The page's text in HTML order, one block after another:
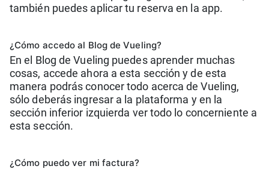
también puedes aplicar tu reserva en la app.
¿Cómo accedo al Blog de Vueling?
En el Blog de Vueling puedes aprender muchas
cosas, accede ahora a esta sección y de esta
manera podrás conocer todo acerca de Vueling,
sólo deberás ingresar a la plataforma y en la
sección inferior izquierda ver todo lo concerniente a
esta sección.
¿Cómo puedo ver mi factura?